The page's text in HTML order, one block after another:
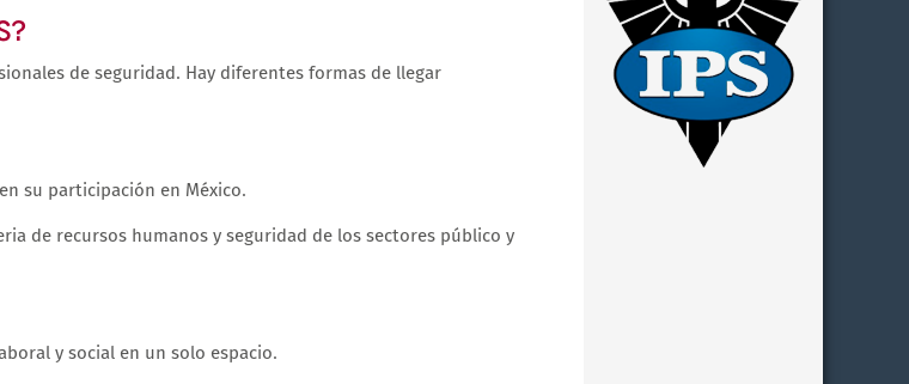
de seguridad. Hay diferentes formas de llegar
su participación en México.
de recursos humanos y seguridad de los sectores público y
y social en un solo espacio.